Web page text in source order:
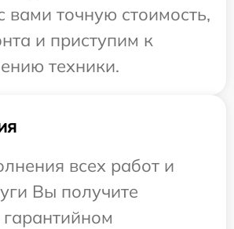
вами точную стоимость,
и приступим к
техники.
всех работ и
Вы получите